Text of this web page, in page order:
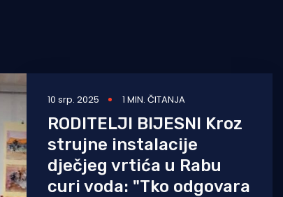
10 srp. 2025 1 MIN. ČITANJA
RODITELJI BIJESNI Kroz
strujne instalacije
dječjeg vrtića u Rabu
curi voda: "Tko odgovara